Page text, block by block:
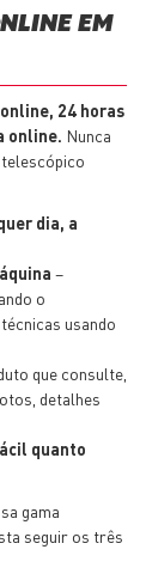
EM
24 horas
online. Nunca
dia, a
–
o
usando
que consulte,
detalhes
quanto
gama
seguir os três